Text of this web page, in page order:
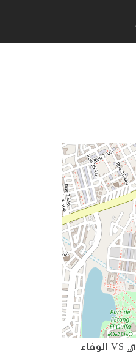
نجم الشباب البيضاوي VS الوفاء